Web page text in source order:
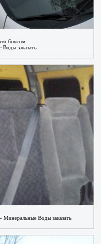
боксом
заказать
Минеральные Воды заказать